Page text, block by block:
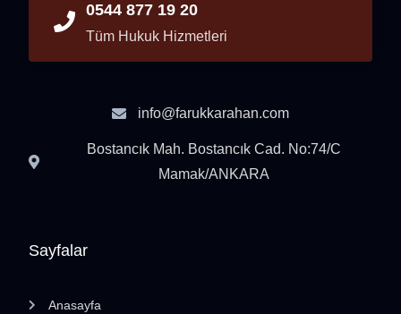
Sayfalar
Anasayfa
0544 877 19 20
Tüm Hukuk Hizmetleri
info@farukkarahan.com
Bostancık Mah. Bostancık Cad. No:74/C
Mamak/ANKARA